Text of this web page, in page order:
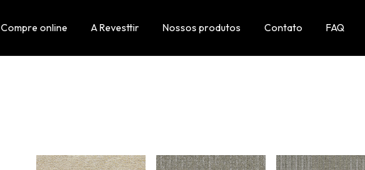
Compre online A Revesttir Nossos produtos Contato FAQ